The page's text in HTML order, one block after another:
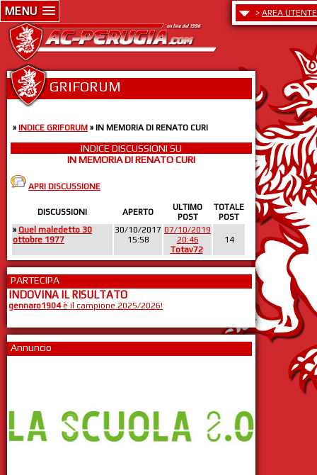
MENU > AREA UTENTE
GRIFORUM
» INDICE GRIFORUM » IN MEMORIA DI RENATO CURI
INDICE DISCUSSIONI SU
IN MEMORIA DI RENATO CURI
APRI DISCUSSIONE
DISCUSSIONI APERTO
ULTIMO
POST
TOTALE
POST
» Quel maledetto 30
ottobre 1977
30/10/2017
15:58
07/10/2019
20:46
Totav72
14
PARTECIPA
INDOVINA IL RISULTATO
gennaro1904è il campione 2025/2026!
Annuncio